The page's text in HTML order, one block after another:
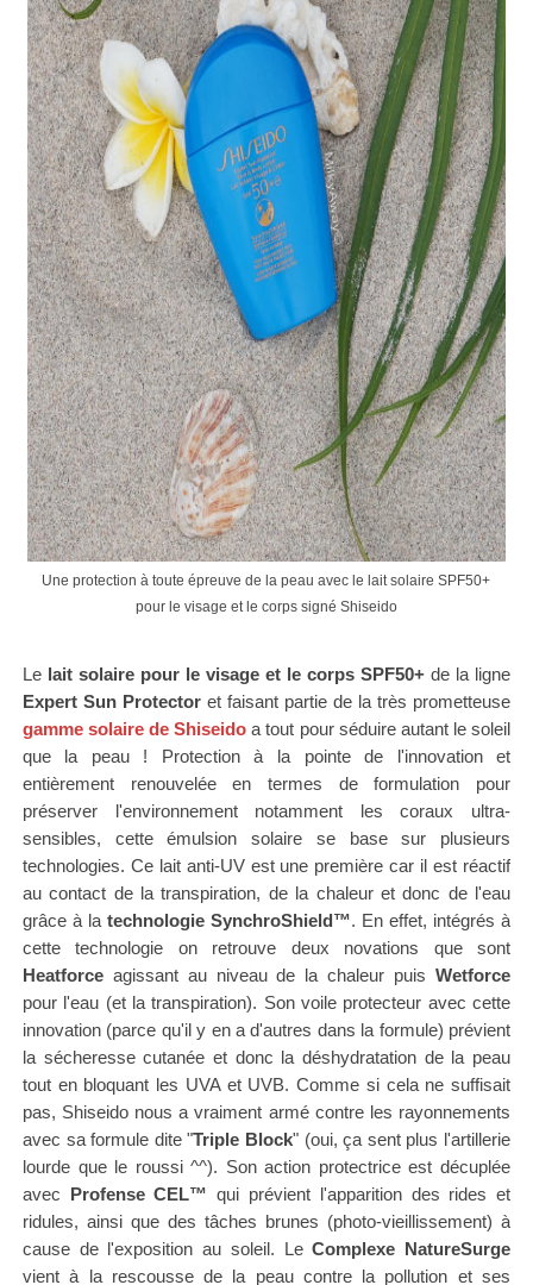
Une protection à toute épreuve de la peau avec le lait solaire SPF50+
pour le visage et le corps signé Shiseido
Le lait solaire pour le visage et le corps SPF50+ de la ligne
Expert Sun Protectoret faisant partie de la très prometteuse
gamme solaire de Shiseido a tout pour séduire autant le soleil
que la peau ! Protection à la pointe de l'innovation et
entièrement renouvelée en termes de formulation pour
préserver l'environnement notamment les coraux ultra-
sensibles, cette émulsion solaire se base sur plusieurs
technologies. Ce lait anti-UV est une première car il est réactif
au contact de la transpiration, de la chaleur et donc de l'eau
grâce à la technologie SynchroShield™. En effet, intégrés à
cette technologie on retrouve deux novations que sont
Heatforceagissant au niveau de la chaleur puisWetforce
pour l'eau (et la transpiration). Son voile protecteur avec cette
innovation (parce qu'il y en a d'autres dans la formule) prévient
la sécheresse cutanée et donc la déshydratation de la peau
tout en bloquant les UVA et UVB. Comme si cela ne suffisait
pas, Shiseido nous a vraiment armé contre les rayonnements
avec sa formule dite "Triple Block" (oui, ça sent plus l'artillerie
lourde que le roussi ^^). Son action protectrice est décuplée
avec Profense CEL™ qui prévient l'apparition des rides et
ridules, ainsi que des tâches brunes (photo-vieillissement) à
cause de l'exposition au soleil. LeComplexe NatureSurge
vient à la rescousse de la peau contre la pollution et ses